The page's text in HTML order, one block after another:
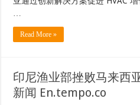
…
Read More »
印尼渔业部挫败马来西
新闻 En.tempo.co